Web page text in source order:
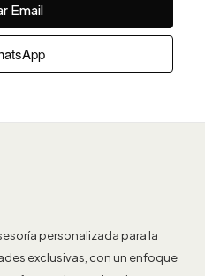
Email
personalizada para la
exclusivas, con un enfoque